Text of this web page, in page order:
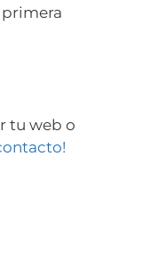
tu web o